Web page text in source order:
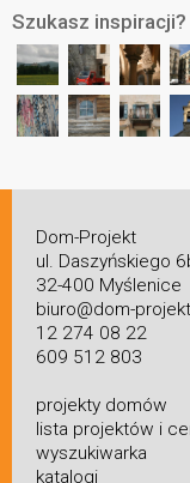
Szukasz inspiracji?
Dom-Projekt
ul. Daszyńskiego
32-400 Myślenice
biuro@dom-
12 274 08 22
609 512 803
projekty domów
lista projektów i
wyszukiwarka
katalogi